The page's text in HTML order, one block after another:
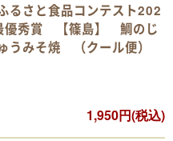
るさと食品コンテスト202
優秀賞 【篠島】 鯛のじ
うみそ焼 （クール便）
1,950円(税込)